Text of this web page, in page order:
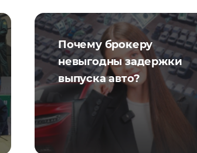
Почему брокеру
невыгодны задержки
выпуска авто?